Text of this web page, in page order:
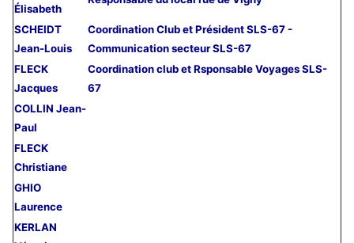
Élisabeth
SCHEIDT
Jean-Louis
Coordination Club et Président SLS-67 -
Communication secteur SLS-67
FLECK
Jacques
Coordination club et Rsponsable Voyages SLS-
67
COLLIN Jean-
Paul
FLECK
Christiane
GHIO
Laurence
KERLAN